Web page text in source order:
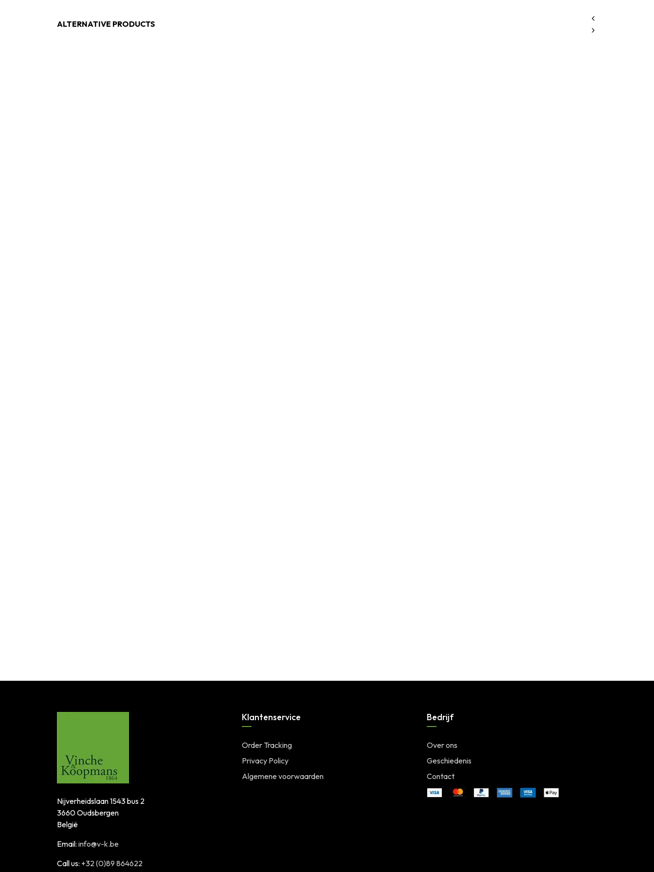
ALTERNATIVE PRODUCTS
Nijverheidslaan 1543 bus 2
3660 Oudsbergen
België
Email: info@v-k.be
Call us: +32 (0)89 864622
Klantenservice
Order Tracking
Privacy Policy
Algemene voorwaarden
Bedrijf
Over ons
Geschiedenis
Contact